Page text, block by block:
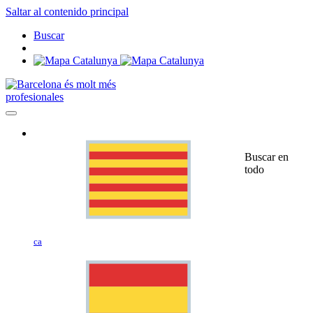
Saltar al contenido principal
Buscar
profesionales
ca
Buscar en
todo